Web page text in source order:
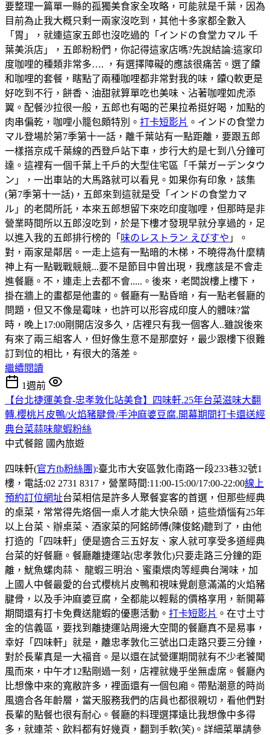
要整理一篇單一縣的孤獨美食家全攻略，可能就是千葉，因為
目前為止我大概只剩一兩家沒吃到，其他十多家都全數入
「胃」，就連這家五郎也沒吃過的「インドの食堂カマル 千
葉美浜店」，五郎粉粉們，你記得這家店嗎?先說結論:這家印
度咖哩的種類非常多…. ，有選擇障礙的應該很痛苦。選了饢
和咖哩的套餐，瞎點了兩種咖哩都非常對我的味，饢Q軟更是
好吃到不行，餅香、油甜就算單吃也美味、沾著咖哩如虎添
翼。配餐沙拉很一般，五郎也有喝的芒果拉希挺好喝，加點的
肉串偏乾，咖哩小籠包頗特別。 打卡短影片 。インドの食堂カ
マル登場於第7季第十一話，離千葉站有一點距離，要跟五郎
一樣搭京成千葉線的西登戶站下車，步行大約是七到八分鐘可
達。這裡有一個千葉上千戶的大型住宅區「千葉ガーデンタウ
ン」，一出車站的大馬路就可以看見。如果你有印象，該集
(第7季第十一話)，五郎來到這就是受「インドの食堂カマ
ル」的老闆所託，本來五郎想留下來吃印度咖哩，但那時是非
營業時間所以五郎沒吃到，於是下樓才發現早就分享過的，足
以進入我的五郎排行榜的「 味のレストラン えびすや 」。
對，兩家是鄰居。一走上這有一點暗的木梯，不曉得為什麼精
神上有一點戰戰競競...要不是節目中曾出現，我應該是不會走
進餐廳。不，連走上去都不會.....。後來，老闆說樓上樓下，
掛在牆上的畫都是他畫的。餐廳有一點昏暗，有一點老餐廳的
問題，但又不像是霉味，也許可以形容成印度人的體味?當
時，晚上17:00剛開店沒多久，店裡只有我一個客人..雖說後來
有來了兩三組客人，但好像生意不是那麼好，最少跟樓下很難
訂到位的相比，有很大的落差。
繼續閱讀
1週前
【台北捷運美食-忠孝敦化站美食】四味軒.25年台菜滋味大翻
轉.櫻桃片皮鴨/火焰豬腱骨/手沖麻婆豆腐.開幕期間打卡還送經
典台菜蒜味龍蝦粉絲
中式餐館 國內旅遊
四味軒(官方fb粉絲團):臺北市大安區敦化南路一段233巷32號1
樓，電話:02 2731 8317，營業時間:11:00-15:00/17:00-22:00線上
預約訂位網址台菜相信是許多人聚餐宴客的首選，但那些經典
的桌菜，常常得先烙個一桌人才能大快朵頤，這些煩惱有25年
以上台菜、辦桌菜、酒家菜的阿銘師傅(陳俊銘)聽到了，由他
打造的「四味軒」便是適合三五好友、家人就可享受多道經典
台菜的好餐廳。餐廳離捷運站(忠孝敦化)只要走路三分鐘的距
離，魷魚螺肉蒜、 龍蝦三明治、蜜棗煨肉等經典台灣味，加
上國人中餐最愛的台式櫻桃片皮鴨和視味覺創意滿滿的火焰豬
腱骨，以及手沖麻婆豆腐，全都能以輕鬆的價格享用，新開幕
期間還有打卡免費送龍蝦的優惠活動。 打卡短影片 。在寸土寸
金的信義區，要找到離捷運站周邊大空間的餐廳真不是易事，
幸好「四味軒」就是，離忠孝敦化三號出口走路只要三分鐘，
對於長輩真是一大福音。是以還在試營運期間就有不少老饕聞
風而來，中午才12點剛過一刻，店裡就幾乎坐無虛席。餐廳內
比想像中來的寬敝許多，裡面還有一個包廂。帶點潮意的時尚
風適合各年齡層，當天服務我們的店員也都很親切，看他們對
長輩的點餐也很有耐心。餐廳的料理選擇遠比我想像中多得
多，就連茶、飲料都有好幾頁，翻到手軟(笑)。詳細菜單請參